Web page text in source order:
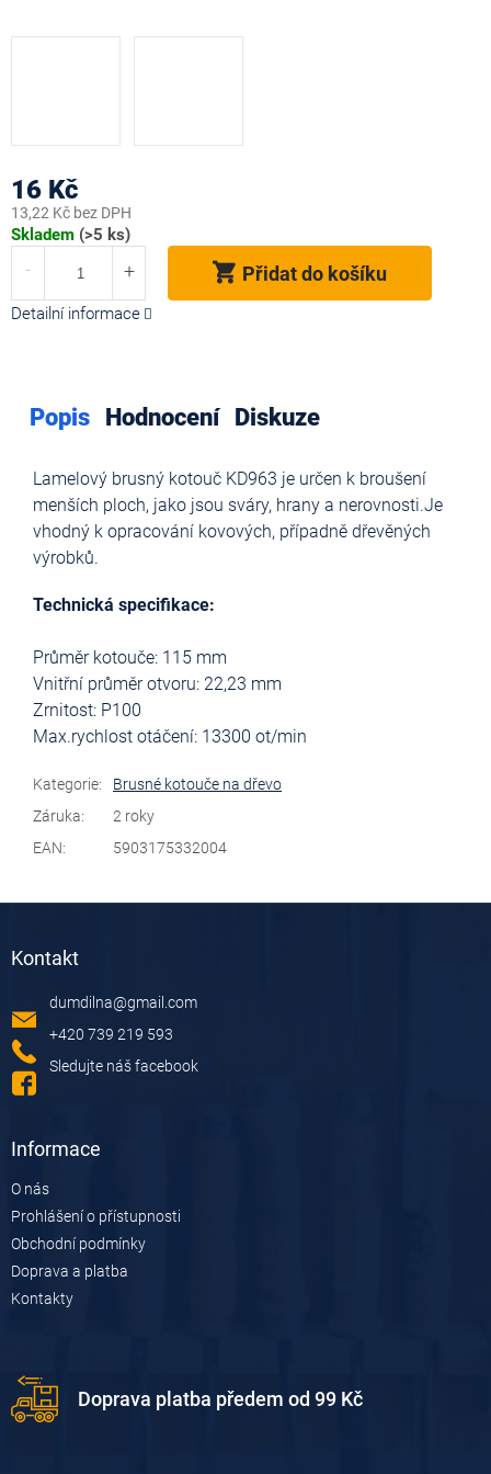
16 Kč
13,22 Kč bez DPH
Měrná
Skladem (>5 ks)
Přidat do košíku
Detailní informace
Popis Hodnocení Diskuze
Lamelový brusný kotouč KD963 je určen k broušení
menších ploch, jako jsou sváry, hrany a nerovnosti.Je
vhodný k opracování kovových, případně dřevěných
výrobků.
Technická specifikace:
Průměr kotouče: 115 mm
Vnitřní průměr otvoru: 22,23 mm
Zrnitost: P100
Max.rychlost otáčení: 13300 ot/min
Kategorie:
Brusné kotouče na dřevo
Záruka:
2 roky
EAN: 5903175332004
Kontakt
dumdilna@gmail.com
+420 739 219 593
Sledujte náš facebook
Informace
O nás
Prohlášení o přístupnosti
Obchodní podmínky
Doprava a platba
Kontakty
Doprava platba předem od 99 Kč